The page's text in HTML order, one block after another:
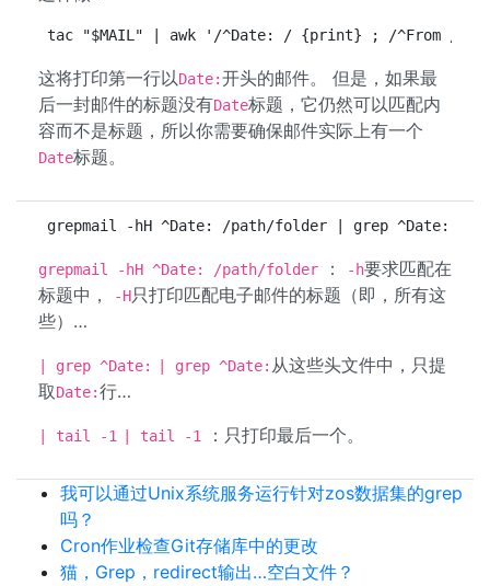
tac "$MAIL" | awk '/^Date: / {print} ; /^From /
这将打印第一行以Date:开头的邮件。 但是，如果最
后一封邮件的标题没有Date标题，它仍然可以匹配内
容而不是标题，所以你需要确保邮件实际上有一个
Date标题。
grepmail -hH ^Date: /path/folder | grep ^Date: |
grepmail -hH ^Date: /path/folder ： -h要求匹配在
标题中，
-H只打印匹配电子邮件的标题（即，所有这
些）…
| grep ^Date: | grep ^Date: 从这些头文件中，只提
取Date:行…
| tail -1 | tail -1 ：只打印最后一个。
我可以通过Unix系统服务运行针对zos数据集的grep
吗？
Cron作业检查Git存储库中的更改
猫，Grep，redirect输出…空白文件？